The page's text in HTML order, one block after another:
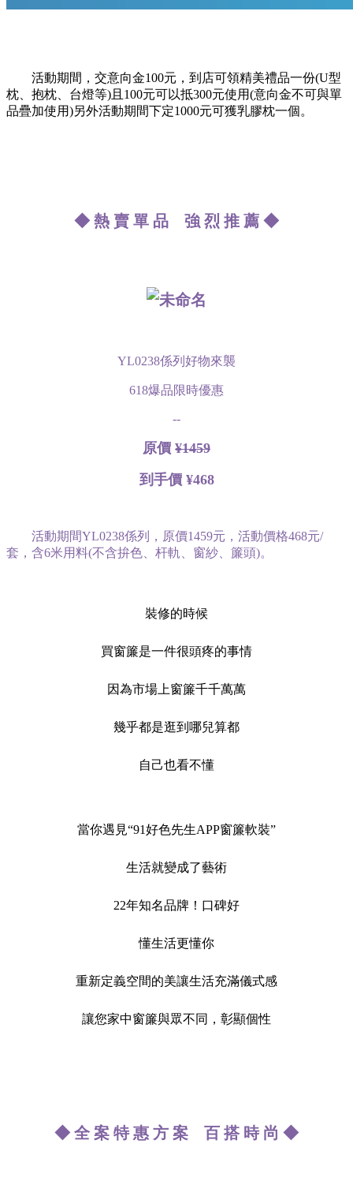
活動期間，交意向金100元，到店可領精美禮品一份(U型
枕、抱枕、台燈等)且100元可以抵300元使用(意向金不可與單
品疊加使用)另外活動期間下定1000元可獲乳膠枕一個。
◆ 熱 賣 單 品 強 烈 推 薦 ◆
YL0238係列好物來襲
618爆品限時優惠
--
原價 ¥1459
到手價 ¥468
活動期間YL0238係列，原價1459元，活動價格468元/
套，含6米用料(不含拚色、杆軌、窗紗、簾頭)。
裝修的時候
買窗簾是一件很頭疼的事情
因為市場上窗簾千千萬萬
幾乎都是逛到哪兒算都
自己也看不懂
當你遇見“91好色先生APP窗簾軟裝”
生活就變成了藝術
22年知名品牌！口碑好
懂生活更懂你
重新定義空間的美讓生活充滿儀式感
讓您家中窗簾與眾不同，彰顯個性
◆ 全 案 特 惠 方 案 百 搭 時 尚 ◆